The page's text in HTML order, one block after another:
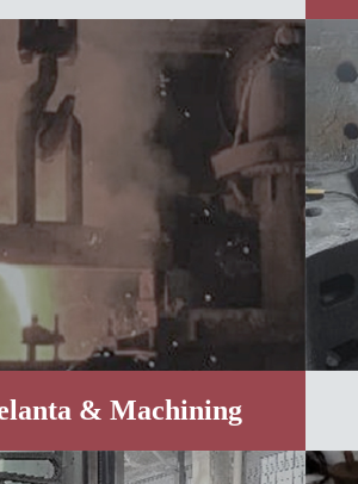
& Machining